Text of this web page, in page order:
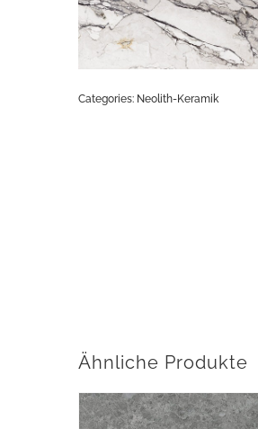
Categories: Neolith-Keramik
Ähnliche Produkte